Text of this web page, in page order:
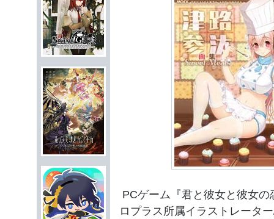
PCゲーム『君と彼女と彼女
ロプラス所属イラストレータ